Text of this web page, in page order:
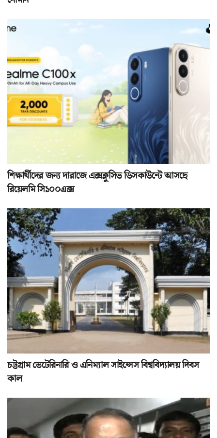
শিক্ষার্থীদের জন্য দারাজে এক্সক্লুসিভ ডিসকাউন্টে আসছে
রিয়েলমি সি১০০এক্স
চট্টগ্রাম ভেটেরিনারি ও এনিম্যাল সাইন্সেস বিশ্ববিদ্যালয় দিবস
কাল